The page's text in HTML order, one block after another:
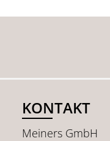
KONTAKT
Meiners GmbH